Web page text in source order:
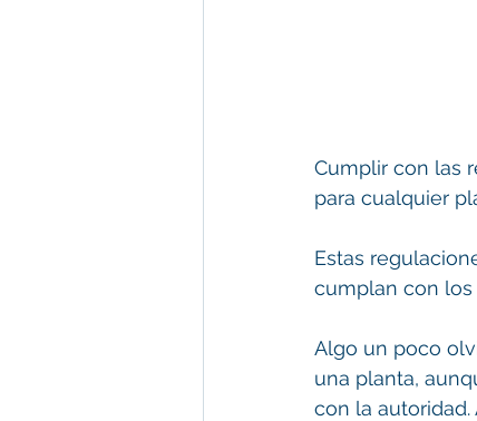
Cumplir con las
para cualquier
Estas
cumplan con los
Algo un poco
una planta,
con la